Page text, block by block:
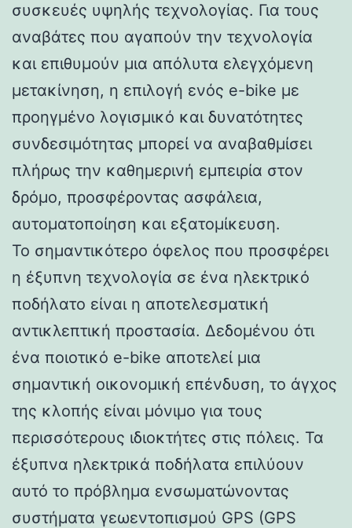
συσκευές υψηλής τεχνολογίας. Για τους
αναβάτες που αγαπούν την τεχνολογία
και επιθυμούν μια απόλυτα ελεγχόμενη
μετακίνηση, η επιλογή ενός e-bike με
προηγμένο λογισμικό και δυνατότητες
συνδεσιμότητας μπορεί να αναβαθμίσει
πλήρως την καθημερινή εμπειρία στον
δρόμο, προσφέροντας ασφάλεια,
αυτοματοποίηση και εξατομίκευση.
Το σημαντικότερο όφελος που προσφέρει
η έξυπνη τεχνολογία σε ένα ηλεκτρικό
ποδήλατο είναι η αποτελεσματική
αντικλεπτική προστασία. Δεδομένου ότι
ένα ποιοτικό e-bike αποτελεί μια
σημαντική οικονομική επένδυση, το άγχος
της κλοπής είναι μόνιμο για τους
περισσότερους ιδιοκτήτες στις πόλεις. Τα
έξυπνα ηλεκτρικά ποδήλατα επιλύουν
αυτό το πρόβλημα ενσωματώνοντας
συστήματα γεωεντοπισμού GPS (GPS